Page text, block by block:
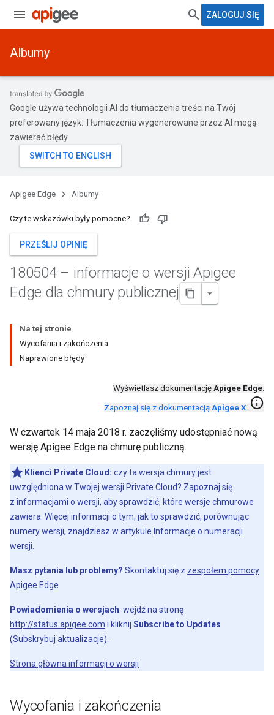
ZALOGUJ SIĘ
Albumy
Google używa technologii AI do tłumaczenia treści na Twój
preferowany język. Tłumaczenia wygenerowane przez AI mogą
zawierać błędy.
Apigee Edge Albumy
Czy te wskazówki były pomocne?
PRZEŚLIJ OPINIĘ
180504 – informacje o wersji Apigee
Edge dla chmury publicznej
Na tej stronie
Wycofania i zakończenia
Naprawione błędy
Wyświetlasz dokumentację Apigee Edge.
Zapoznaj się z dokumentacją Apigee X. info
W czwartek 14 maja 2018 r. zaczęliśmy udostępniać nową
wersję Apigee Edge na chmurę publiczną.
Klienci Private Cloud: czy ta wersja chmury jest
uwzględniona w Twojej wersji Private Cloud? Zapoznaj się
z informacjami o wersji, aby sprawdzić, które wersje chmurowe
zawiera. Więcej informacji o tym, jak to sprawdzić, porównując
numery wersji, znajdziesz w artykule Informacje o numeracji
wersji
Masz pytania lub problemy? Skontaktuj się z zespołem pomocy
Apigee Edge
Powiadomienia o wersjach: wejdź na stronę
http://status.apigee.com i kliknij Subscribe to Updates
(Subskrybuj aktualizacje).
Strona główna informacji o wersji
Wycofania i zakończenia